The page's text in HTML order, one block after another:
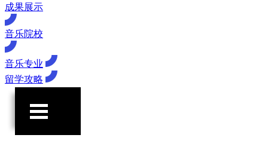
成果展示
音乐院校
音乐专业
留学攻略